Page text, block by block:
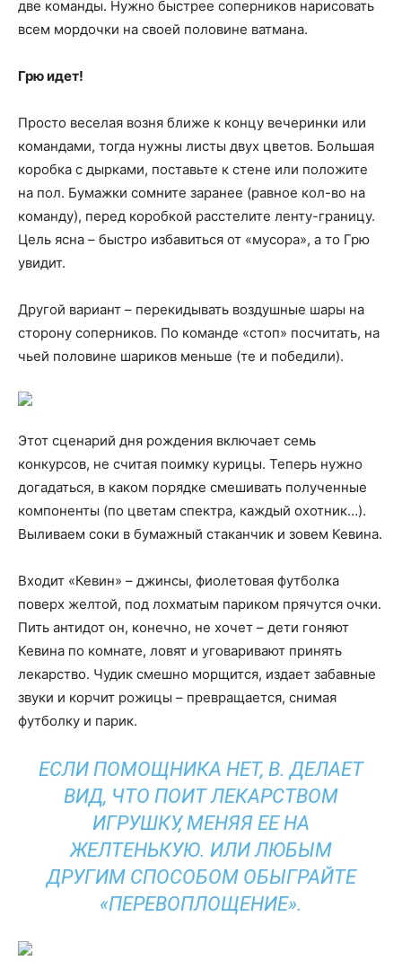
две команды. Нужно быстрее соперников нарисовать
всем мордочки на своей половине ватмана.
Грю идет!
Просто веселая возня ближе к концу вечеринки или
командами, тогда нужны листы двух цветов. Большая
коробка с дырками, поставьте к стене или положите
на пол. Бумажки сомните заранее (равное кол-во на
команду), перед коробкой расстелите ленту-границу.
Цель ясна – быстро избавиться от «мусора», а то Грю
увидит.
Другой вариант – перекидывать воздушные шары на
сторону соперников. По команде «стоп» посчитать, на
чьей половине шариков меньше (те и победили).
Этот сценарий дня рождения включает семь
конкурсов, не считая поимку курицы. Теперь нужно
догадаться, в каком порядке смешивать полученные
компоненты (по цветам спектра, каждый охотник…).
Выливаем соки в бумажный стаканчик и зовем Кевина.
Входит «Кевин» – джинсы, фиолетовая футболка
поверх желтой, под лохматым париком прячутся очки.
Пить антидот он, конечно, не хочет – дети гоняют
Кевина по комнате, ловят и уговаривают принять
лекарство. Чудик смешно морщится, издает забавные
звуки и корчит рожицы – превращается, снимая
футболку и парик.
ЕСЛИ ПОМОЩНИКА НЕТ, В. ДЕЛАЕТ
ВИД, ЧТО ПОИТ ЛЕКАРСТВОМ
ИГРУШКУ, МЕНЯЯ ЕЕ НА
ЖЕЛТЕНЬКУЮ. ИЛИ ЛЮБЫМ
ДРУГИМ СПОСОБОМ ОБЫГРАЙТЕ
«ПЕРЕВОПЛОЩЕНИЕ».